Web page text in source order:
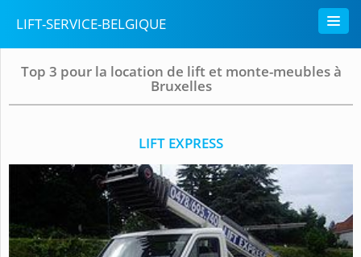
LIFT-SERVICE-BELGIQUE
Top 3 pour la location de lift et monte-meubles à
Bruxelles
LIFT EXPRESS